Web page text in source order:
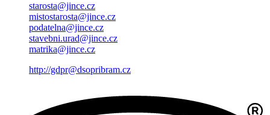
starosta@jince.cz
mistostarosta@jince.cz
podatelna@jince.cz
stavebni.urad@jince.cz
matrika@jince.cz
http://gdpr@dsopribram.cz